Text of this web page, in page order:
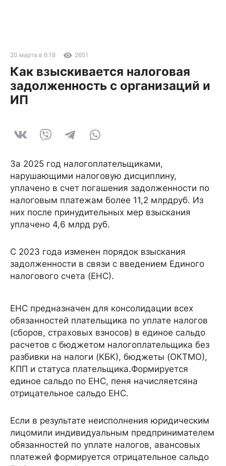
20 марта в 6:18 2651
Как взыскивается налоговая
задолженность с организаций и
ИП
За 2025 год налогоплательщиками,
нарушающими налоговую дисциплину,
уплачено в счет погашения задолженности по
налоговым платежам более 11,2 млрдруб. Из
них после принудительных мер взыскания
уплачено 4,6 млрд руб.
C 2023 года изменен порядок взыскания
задолженности в связи с введением Единого
налогового счета (ЕНС).
ЕНС предназначен для консолидации всех
обязанностей плательщика по уплате налогов
(сборов, страховых взносов) в единое сальдо
расчетов с бюджетом налогоплательщика без
разбивки на налоги (КБК), бюджеты (ОКТМО),
КПП и статуса плательщика.Формируется
единое сальдо по ЕНС, пеня начисляетсяна
отрицательное сальдо ЕНС.
Если в результате неисполнения юридическим
лицомили индивидуальным предпринимателем
обязанностей по уплате налогов, авансовых
платежей формируется отрицательное сальдо